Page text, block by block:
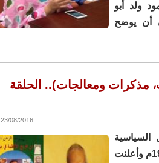
ولد أبو
أن يوضح
مذكرات ومعالجات).. الحلقة
23/08/2016 - 11:41
المطالبة بالاستقلال في مؤتمر ألاك نهاية سنة 1958م وأعلنت